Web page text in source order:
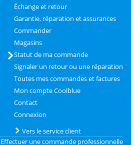
Échange et retour
Garantie, réparation et assurances
Commander
Magasins
Statut de ma commande
Signaler un retour ou une réparation
Toutes mes commandes et factures
Mon compte Coolblue
Contact
Connexion
Vers le service client
Effectuer une commande professionnelle